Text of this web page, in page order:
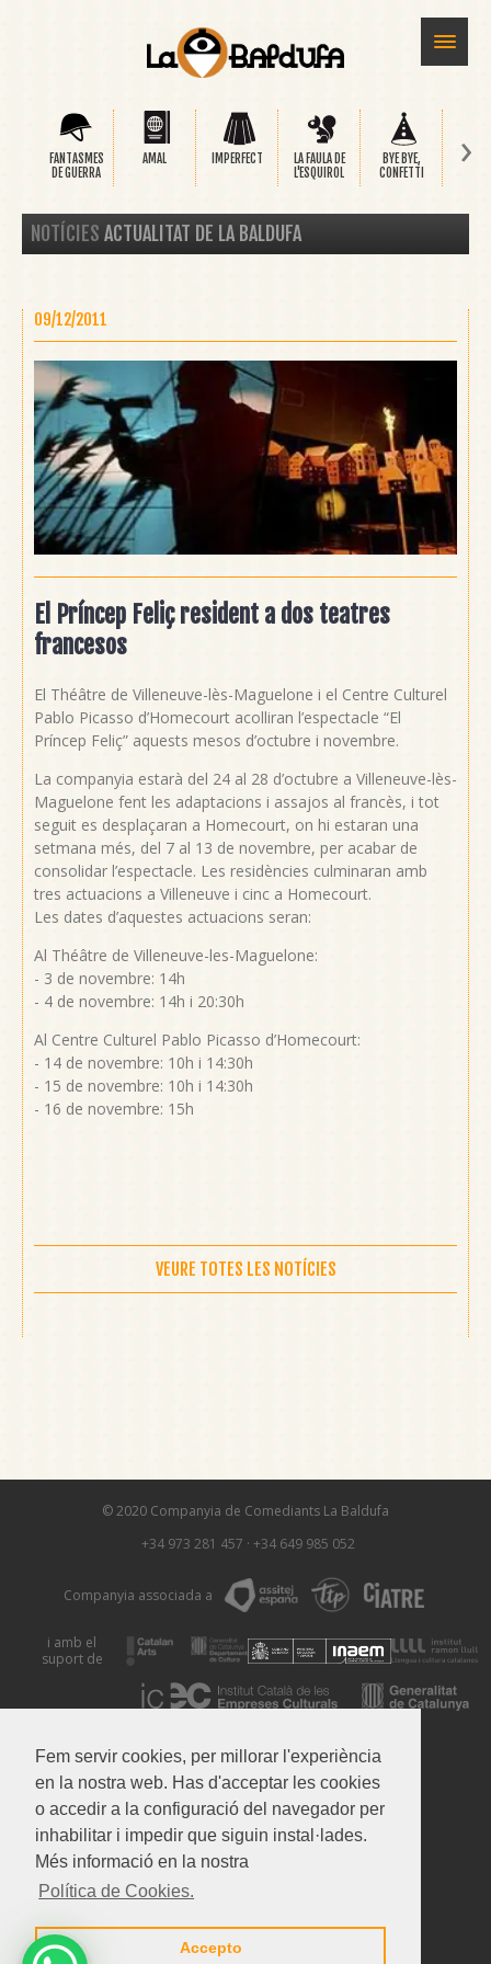
Fem servir cookies, per millorar l'experiència
en la nostra web. Has d'acceptar les cookies
o accedir a la configuració del navegador per
inhabilitar i impedir que siguin instal·lades.
Més informació en la nostra
Política de Cookies.
Accepto
FANTASMES
DE GUERRA
AMAL IMPERFECT
LA FAULA DE
L'ESQUIROL
BYE BYE,
CONFETTI
›
NOTÍCIES ACTUALITAT DE LA BALDUFA
09/12/2011
El Príncep Feliç resident a dos teatres
francesos
El Théâtre de Villeneuve-lès-Maguelone i el Centre Culturel
Pablo Picasso d’Homecourt acolliran l’espectacle “El
Príncep Feliç” aquests mesos d’octubre i novembre.
La companyia estarà del 24 al 28 d’octubre a Villeneuve-lès-
Maguelone fent les adaptacions i assajos al francès, i tot
seguit es desplaçaran a Homecourt, on hi estaran una
setmana més, del 7 al 13 de novembre, per acabar de
consolidar l’espectacle. Les residències culminaran amb
tres actuacions a Villeneuve i cinc a Homecourt.
Les dates d’aquestes actuacions seran:
Al Théâtre de Villeneuve-les-Maguelone:
- 3 de novembre: 14h
- 4 de novembre: 14h i 20:30h
Al Centre Culturel Pablo Picasso d’Homecourt:
- 14 de novembre: 10h i 14:30h
- 15 de novembre: 10h i 14:30h
- 16 de novembre: 15h
VEURE TOTES LES NOTÍCIES
© 2020 Companyia de Comediants La Baldufa
+34 973 281 457 · +34 649 985 052
Companyia associada a
i amb el
suport de